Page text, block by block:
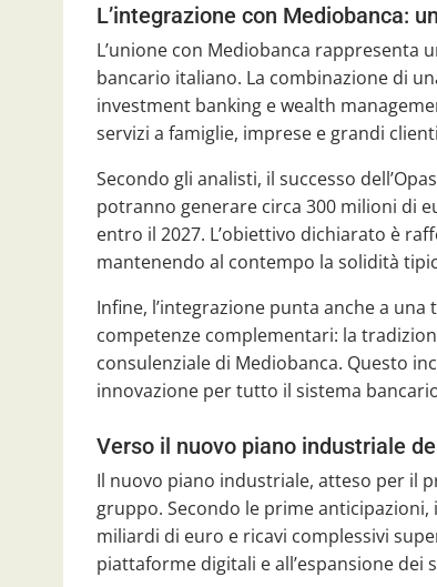
L’integrazione con Mediobanca:
L’unione con Mediobanca rappresenta
bancario italiano. La combinazione di
investment banking e wealth
servizi a famiglie, imprese e grandi
Secondo gli analisti, il successo
potranno generare circa 300 milioni di
entro il 2027. L’obiettivo dichiarato è
mantenendo al contempo la solidità
Infine, l’integrazione punta anche a
competenze complementari: la
consulenziale di Mediobanca. Questo
innovazione per tutto il sistema
Verso il nuovo piano industriale
Il nuovo piano industriale, atteso per il
gruppo. Secondo le prime
miliardi di euro e ricavi complessivi
piattaforme digitali e all’espansione dei